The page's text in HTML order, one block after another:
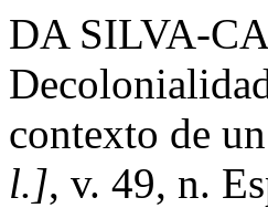
DA SILVA-
contexto de
l.], v. 49, n.